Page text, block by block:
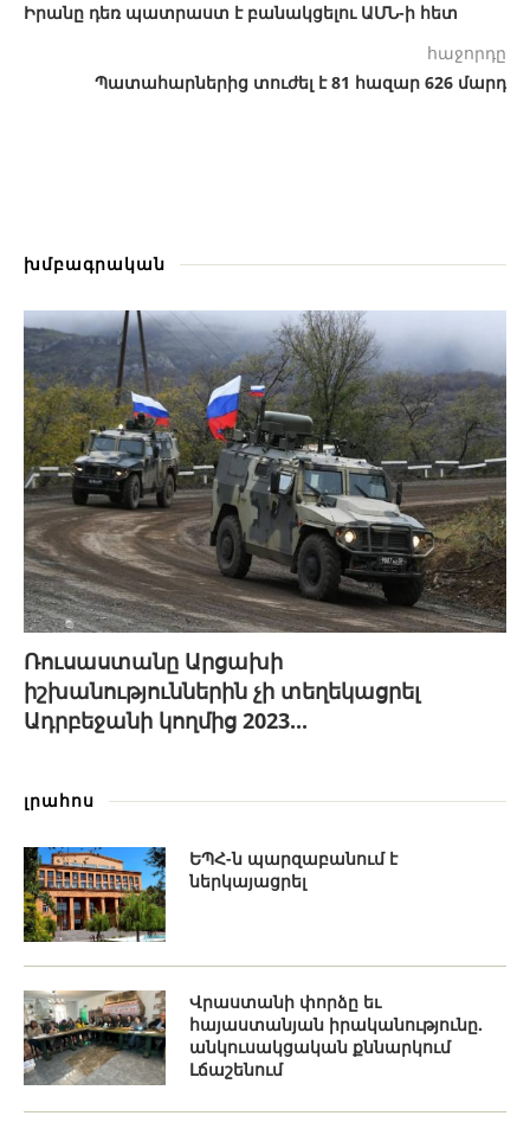
Իրանը դեռ պատրաստ է բանակցելու ԱՄՆ-ի հետ
հաջորդը
Պատահարներից տուժել է 81 հազար 626 մարդ
խմբագրական
Ռուսաստանը Արցախի
իշխանություններին չի տեղեկացրել
Ադրբեջանի կողմից 2023...
լրահոս
ԵՊՀ-ն պարզաբանում է
ներկայացրել
Վրաստանի փորձը եւ
հայաստանյան իրականությունը.
անկուսակցական քննարկում
Լճաշենում